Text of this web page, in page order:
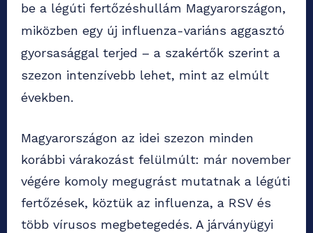
be a légúti fertőzéshullám Magyarországon,
miközben egy új influenza-variáns aggasztó
gyorsasággal terjed – a szakértők szerint a
szezon intenzívebb lehet, mint az elmúlt
években.
Magyarországon az idei szezon minden
korábbi várakozást felülmúlt: már november
végére komoly megugrást mutatnak a légúti
fertőzések, köztük az influenza, a RSV és
több vírusos megbetegedés. A járványügyi